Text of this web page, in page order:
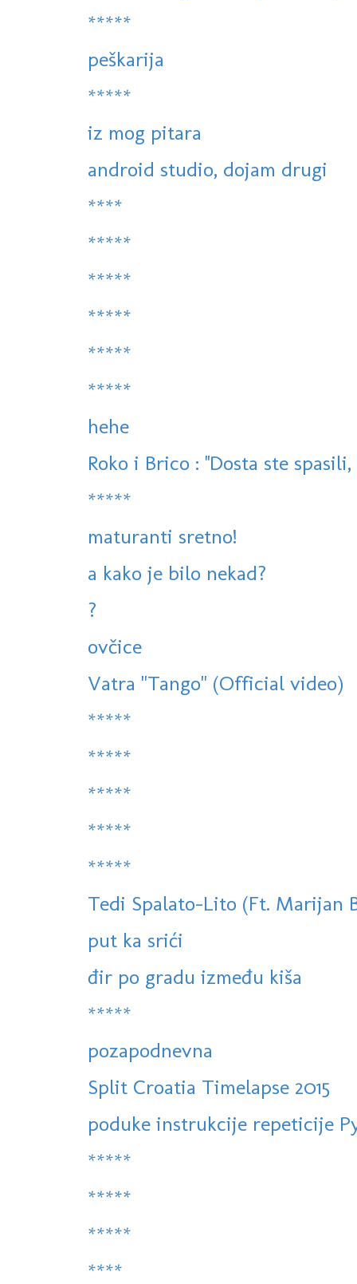
*****
peškarija
*****
iz mog pitara
android studio, dojam drugi
****
*****
*****
*****
*****
*****
hehe
Roko i Brico : ''Dosta ste
*****
maturanti sretno!
a kako je bilo nekad?
?
ovčice
Vatra "Tango" (Official video)
*****
*****
*****
*****
*****
Tedi Spalato-Lito (Ft. Marijan
put ka srići
đir po gradu između kiša
*****
pozapodnevna
Split Croatia Timelapse 2015
poduke instrukcije repeticije
*****
*****
*****
****